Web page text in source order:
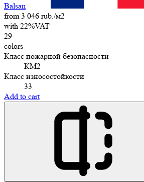
Balsan
from 3 046 rub./м2
with 22%VAT
29
colors
Класс пожарной безопасности
КМ2
Класс износостойкости
33
Add to cart